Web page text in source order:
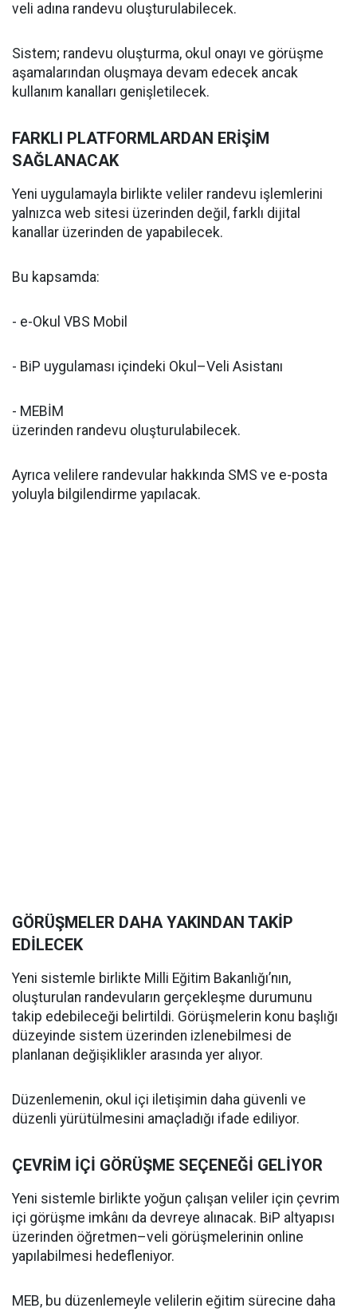
veli adına randevu oluşturulabilecek.
Sistem; randevu oluşturma, okul onayı ve görüşme
aşamalarından oluşmaya devam edecek ancak
kullanım kanalları genişletilecek.
FARKLI PLATFORMLARDAN ERİŞİM
SAĞLANACAK
Yeni uygulamayla birlikte veliler randevu işlemlerini
yalnızca web sitesi üzerinden değil, farklı dijital
kanallar üzerinden de yapabilecek.
Bu kapsamda:
- e-Okul VBS Mobil
- BiP uygulaması içindeki Okul–Veli Asistanı
- MEBİM
üzerinden randevu oluşturulabilecek.
Ayrıca velilere randevular hakkında SMS ve e-posta
yoluyla bilgilendirme yapılacak.
GÖRÜŞMELER DAHA YAKINDAN TAKİP
EDİLECEK
Yeni sistemle birlikte Milli Eğitim Bakanlığı’nın,
oluşturulan randevuların gerçekleşme durumunu
takip edebileceği belirtildi. Görüşmelerin konu başlığı
düzeyinde sistem üzerinden izlenebilmesi de
planlanan değişiklikler arasında yer alıyor.
Düzenlemenin, okul içi iletişimin daha güvenli ve
düzenli yürütülmesini amaçladığı ifade ediliyor.
ÇEVRİM İÇİ GÖRÜŞME SEÇENEĞİ GELİYOR
Yeni sistemle birlikte yoğun çalışan veliler için çevrim
içi görüşme imkânı da devreye alınacak. BiP altyapısı
üzerinden öğretmen–veli görüşmelerinin online
yapılabilmesi hedefleniyor.
MEB, bu düzenlemeyle velilerin eğitim sürecine daha